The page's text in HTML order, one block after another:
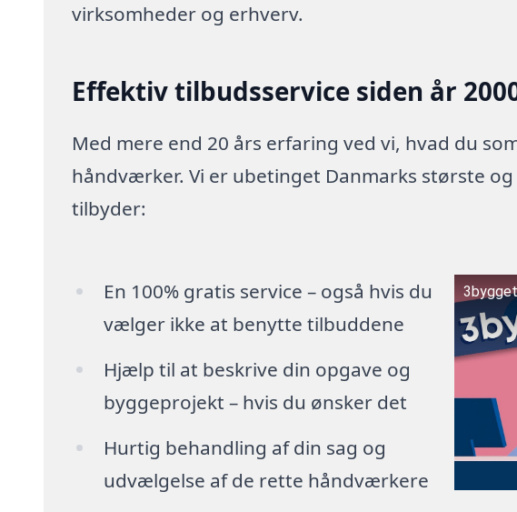
virksomheder og erhverv.
Effektiv tilbudsservice siden år
Med mere end 20 års erfaring ved vi, hvad du
håndværker. Vi er ubetinget Danmarks største
tilbyder:
En 100% gratis service – også hvis du
vælger ikke at benytte tilbuddene
Hjælp til at beskrive din opgave og
byggeprojekt – hvis du ønsker det
Hurtig behandling af din sag og
udvælgelse af de rette håndværkere